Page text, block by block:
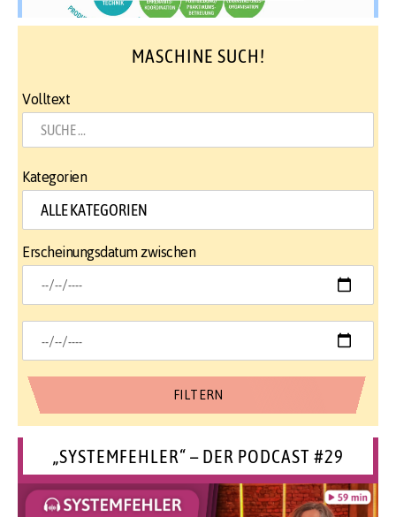
MASCHINE SUCH!
Volltext
Kategorien
Erscheinungsdatum zwischen
„SYSTEMFEHLER“ – DER PODCAST #29